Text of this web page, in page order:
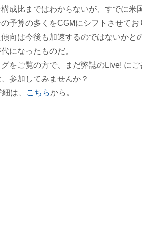
成比まではわからないが、すでに米
予算の多くをCGMにシフトさせてお
向は今後も加速するのではないかと
になったものだ。
をご覧の方で、まだ弊誌のLive! にご
参加してみませんか？
は、
こちらから。